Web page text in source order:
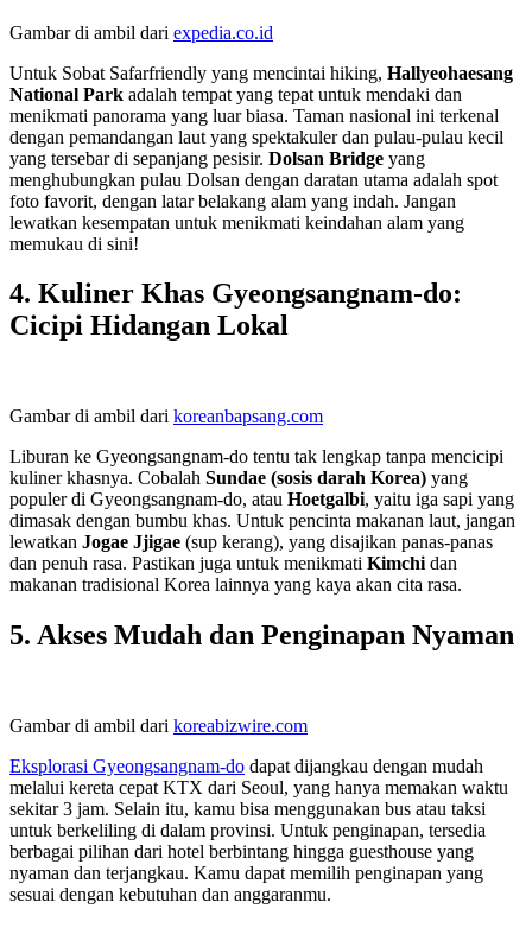
Gambar di ambil dari expedia.co.id
Untuk Sobat Safarfriendly yang mencintai hiking, Hallyeohaesang
National Park adalah tempat yang tepat untuk mendaki dan
menikmati panorama yang luar biasa. Taman nasional ini terkenal
dengan pemandangan laut yang spektakuler dan pulau-pulau kecil
yang tersebar di sepanjang pesisir. Dolsan Bridge yang
menghubungkan pulau Dolsan dengan daratan utama adalah spot
foto favorit, dengan latar belakang alam yang indah. Jangan
lewatkan kesempatan untuk menikmati keindahan alam yang
memukau di sini!
4. Kuliner Khas Gyeongsangnam-do:
Cicipi Hidangan Lokal
Gambar di ambil dari koreanbapsang.com
Liburan ke Gyeongsangnam-do tentu tak lengkap tanpa mencicipi
kuliner khasnya. Cobalah Sundae (sosis darah Korea) yang
populer di Gyeongsangnam-do, atau Hoetgalbi, yaitu iga sapi yang
dimasak dengan bumbu khas. Untuk pencinta makanan laut, jangan
lewatkan Jogae Jjigae (sup kerang), yang disajikan panas-panas
dan penuh rasa. Pastikan juga untuk menikmati Kimchi dan
makanan tradisional Korea lainnya yang kaya akan cita rasa.
5. Akses Mudah dan Penginapan Nyaman
Gambar di ambil dari koreabizwire.com
Eksplorasi Gyeongsangnam-do dapat dijangkau dengan mudah
melalui kereta cepat KTX dari Seoul, yang hanya memakan waktu
sekitar 3 jam. Selain itu, kamu bisa menggunakan bus atau taksi
untuk berkeliling di dalam provinsi. Untuk penginapan, tersedia
berbagai pilihan dari hotel berbintang hingga guesthouse yang
nyaman dan terjangkau. Kamu dapat memilih penginapan yang
sesuai dengan kebutuhan dan anggaranmu.